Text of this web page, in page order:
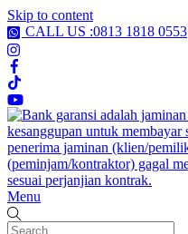
Skip to content
CALL US :0813 1818 0553
Menu